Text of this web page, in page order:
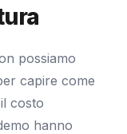
possiamo
capire come
costo
hanno